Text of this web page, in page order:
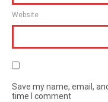
Website
Save my name, email,
time I comment